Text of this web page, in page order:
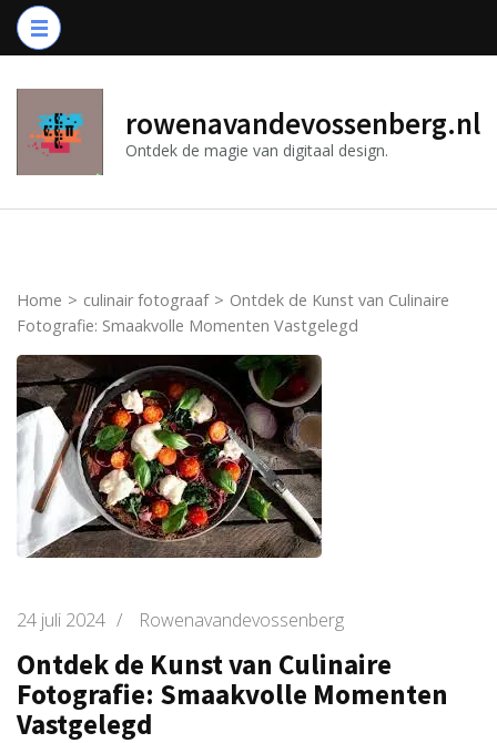
Ga
naar
(druk
Enter)
rowenavandevossenberg.nl
Ontdek de magie van digitaal design.
Home > culinair fotograaf > Ontdek de Kunst van Culinaire
Fotografie: Smaakvolle Momenten Vastgelegd
24 juli 2024 / Rowenavandevossenberg
Ontdek de Kunst van Culinaire
Fotografie: Smaakvolle Momenten
Vastgelegd